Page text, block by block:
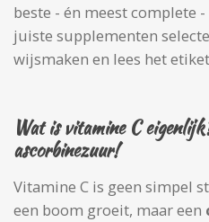
beste - én meest complete
juiste supplementen
wijsmaken en lees het
Wat is vitamine C
ascorbinezuur!
Vitamine C is geen simpel
een boom groeit, maar een